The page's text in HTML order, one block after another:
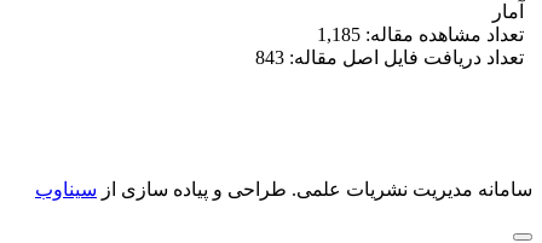
آمار
تعداد مشاهده مقاله: 1,185
تعداد دریافت فایل اصل مقاله: 843
سامانه مدیریت نشریات علمی. طراحی و پیاده سازی از سیناوب